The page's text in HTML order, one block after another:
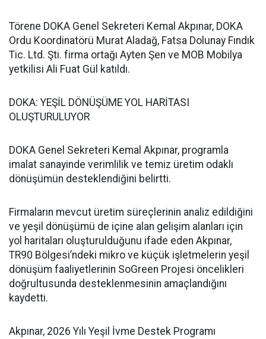
Törene DOKA Genel Sekreteri Kemal Akpınar, DOKA
Ordu Koordinatörü Murat Aladağ, Fatsa Dolunay Fındık
Tic. Ltd. Şti. firma ortağı Ayten Şen ve MOB Mobilya
yetkilisi Ali Fuat Gül katıldı.
DOKA: YEŞİL DÖNÜŞÜME YOL HARİTASI
OLUŞTURULUYOR
DOKA Genel Sekreteri Kemal Akpınar, programla
imalat sanayinde verimlilik ve temiz üretim odaklı
dönüşümün desteklendiğini belirtti.
Firmaların mevcut üretim süreçlerinin analiz edildiğini
ve yeşil dönüşümü de içine alan gelişim alanları için
yol haritaları oluşturulduğunu ifade eden Akpınar,
TR90 Bölgesi’ndeki mikro ve küçük işletmelerin yeşil
dönüşüm faaliyetlerinin SoGreen Projesi öncelikleri
doğrultusunda desteklenmesinin amaçlandığını
kaydetti.
Akpınar, 2026 Yılı Yeşil İvme Destek Programı